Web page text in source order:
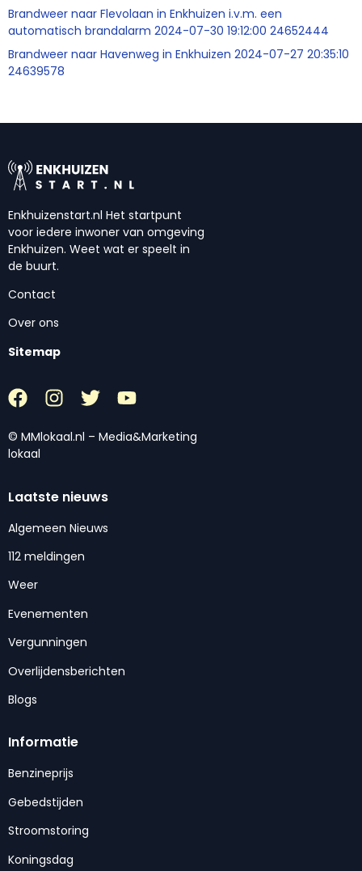
Brandweer naar Flevolaan in Enkhuizen i.v.m. een
automatisch brandalarm 2024-07-30 19:12:00 24652444
Brandweer naar Havenweg in Enkhuizen 2024-07-27 20:35:10
24639578
Enkhuizenstart.nl Het startpunt
voor iedere inwoner van omgeving
Enkhuizen. Weet wat er speelt in
de buurt.
Contact
Over ons
Sitemap
© MMlokaal.nl – Media&Marketing
lokaal
Laatste nieuws
Algemeen Nieuws
112 meldingen
Weer
Evenementen
Vergunningen
Overlijdensberichten
Blogs
Informatie
Benzineprijs
Gebedstijden
Stroomstoring
Koningsdag